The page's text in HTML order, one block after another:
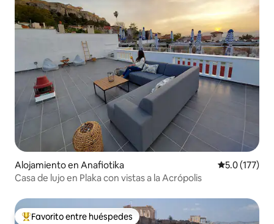
Alojamiento en Anafiotika Calificación
5.0 (177)
Casa de lujo en Plaka con vistas a la Acrópolis
Favorito entre huéspedes